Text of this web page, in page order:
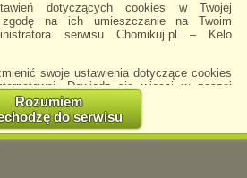
dotyczących cookies w Twojej
zgodę na ich umieszczanie na Twoim
serwisu Chomikuj.pl – Kelo
swoje ustawienia dotyczące cookies
Dowiedz się więcej w naszej
chomikuj.pl/PolitykaPrywatnosci.aspx
że zmiana ustawień przeglądarki może
ze strony Chomikuj.pl.
Rozumiem
do serwisu
Arriane napisano 25.08.2015 21:25